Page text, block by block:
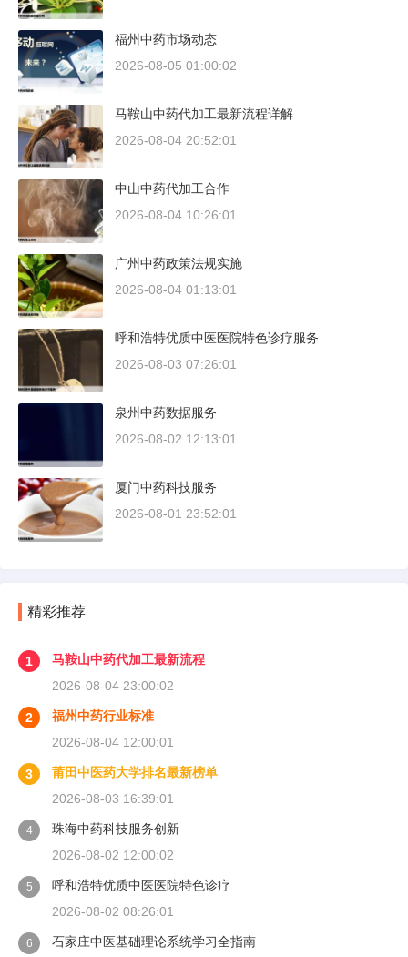
福州中药市场动态
2026-08-05 01:00:02
马鞍山中药代加工最新流程详解
2026-08-04 20:52:01
中山中药代加工合作
2026-08-04 10:26:01
广州中药政策法规实施
2026-08-04 01:13:01
呼和浩特优质中医医院特色诊疗服务
2026-08-03 07:26:01
泉州中药数据服务
2026-08-02 12:13:01
厦门中药科技服务
2026-08-01 23:52:01
精彩推荐
1
马鞍山中药代加工最新流程
2026-08-04 23:00:02
2
福州中药行业标准
2026-08-04 12:00:01
3
莆田中医药大学排名最新榜单
2026-08-03 16:39:01
4
珠海中药科技服务创新
2026-08-02 12:00:02
5
呼和浩特优质中医医院特色诊疗
2026-08-02 08:26:01
6 石家庄中医基础理论系统学习全指南